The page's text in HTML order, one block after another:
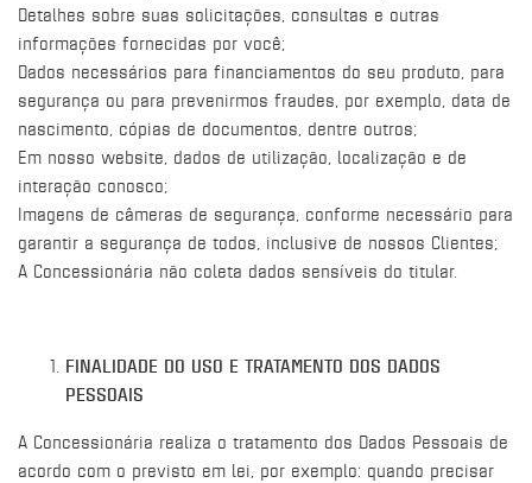
Detalhes sobre suas solicitações, consultas e outras
informações fornecidas por você;
Dados necessários para financiamentos do seu produto, para
segurança ou para prevenirmos fraudes, por exemplo, data de
nascimento, cópias de documentos, dentre outros;
Em nosso website, dados de utilização, localização e de
interação conosco;
Imagens de câmeras de segurança, conforme necessário para
garantir a segurança de todos, inclusive de nossos Clientes;
A Concessionária não coleta dados sensíveis do titular.
FINALIDADE DO USO E TRATAMENTO DOS DADOS
PESSOAIS
A Concessionária realiza o tratamento dos Dados Pessoais de
acordo com o previsto em lei, por exemplo: quando precisar